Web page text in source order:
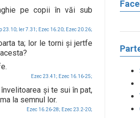
pe copii în văi sub
23.10; Ier 7.31; Ezec 16.20; Ezec 20.26;
ta; lor le torni şi jertfe
Ezec 23.41; Ezec 16.16-25;
şi te sui în pat,
la semnul lor.
Ezec 16.26-28; Ezec 23.2-20;